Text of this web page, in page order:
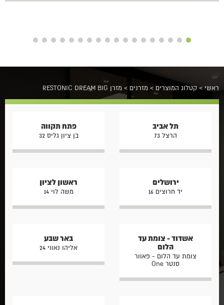
ראשי >קטלוג המוצרים > מזרנים > מזרן RESTONIC DREAM BIG
תל אביב
הרצל 73
פתח תקווה
בן ציון גליס 32
ירושלים
יד חרוצים 16
ראשון לציון
משה לוי 14
אשדוד - צומת עד
הלום
צומת עד הלום - פאוור
סנטר One
באר שבע
אליהו נאווי 24